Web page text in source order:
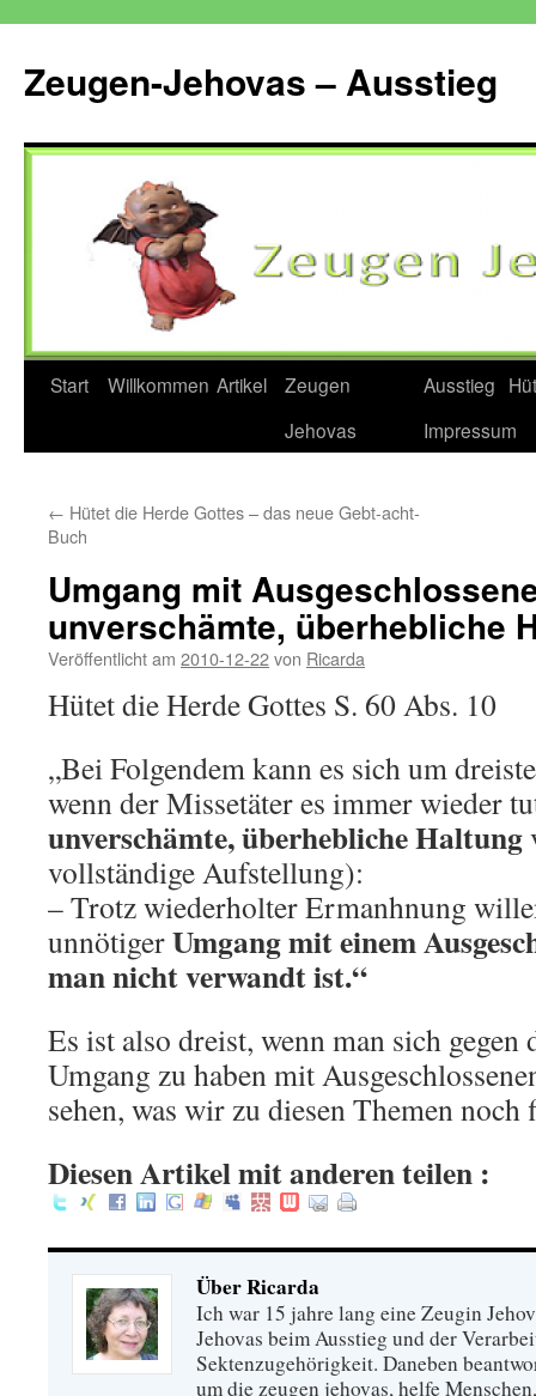
springen
Zeugen-Jehovas – Ausstieg
Start Willkommen Artikel
Zeugen
Jehovas
Ausstieg
Impressum
← Hütet die Herde Gottes – das neue Gebt-acht-
Buch
Umgang mit
unverschämte, überhebliche
Veröffentlicht am 2010-12-22von Ricarda
Hütet die Herde Gottes S. 60 Abs. 10
„Bei Folgendem kann es sich um
wenn der Missetäter es immer wieder
unverschämte, überhebliche Haltung
vollständige Aufstellung):
– Trotz wiederholter Ermanhnung
unnötigerUmgang mit einem
man nicht verwandt ist.“
Es ist also dreist, wenn man sich
Umgang zu haben mit
sehen, was wir zu diesen Themen noch
Diesen Artikel mit anderen teilen :
Über Ricarda
Ich war 15 jahre lang eine Zeugin
Jehovas beim Ausstieg und der
Sektenzugehörigkeit. Daneben
um die zeugen jehovas, helfe